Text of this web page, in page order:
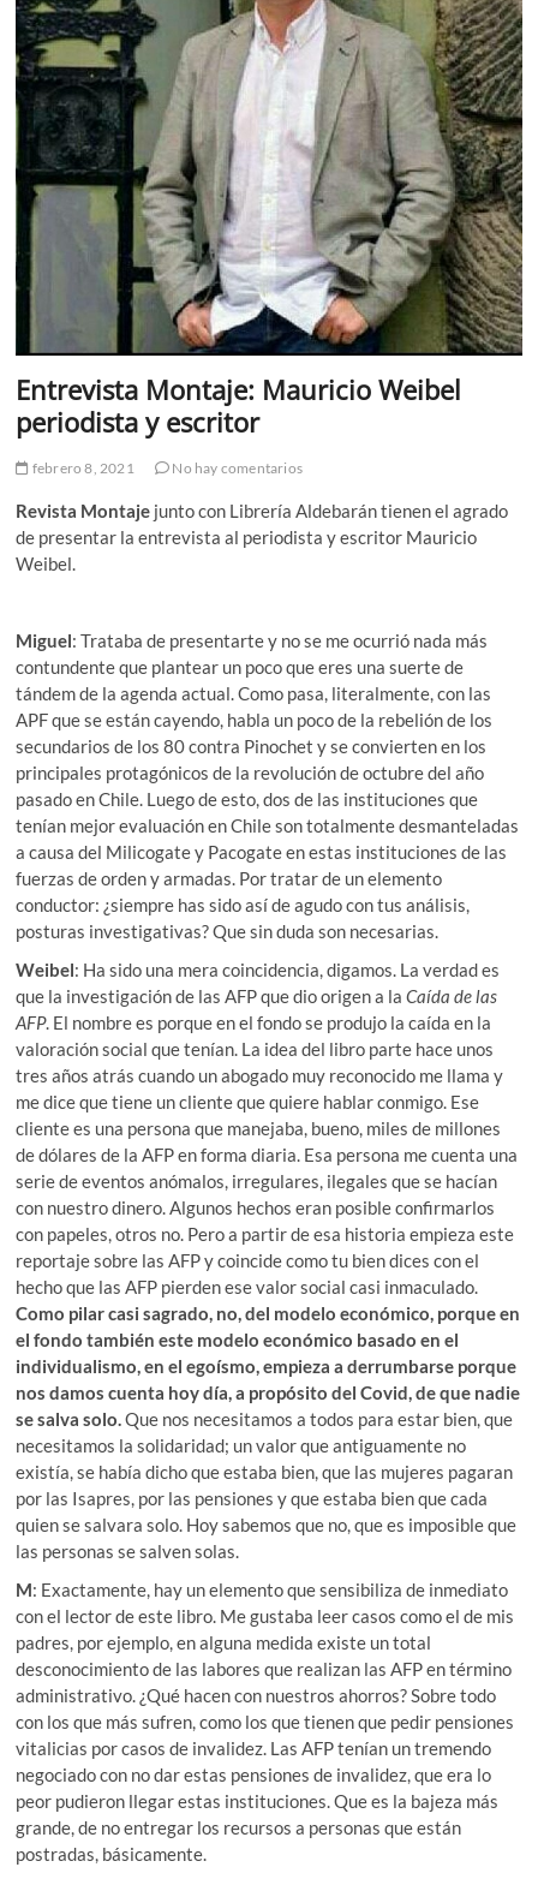
Entrevista Montaje: Mauricio Weibel
periodista y escritor
febrero 8, 2021 No hay comentarios
Revista Montaje junto con Librería Aldebarán tienen el agrado
de presentar la entrevista al periodista y escritor Mauricio
Weibel.
Miguel: Trataba de presentarte y no se me ocurrió nada más
contundente que plantear un poco que eres una suerte de
tándem de la agenda actual. Como pasa, literalmente, con las
APF que se están cayendo, habla un poco de la rebelión de los
secundarios de los 80 contra Pinochet y se convierten en los
principales protagónicos de la revolución de octubre del año
pasado en Chile. Luego de esto, dos de las instituciones que
tenían mejor evaluación en Chile son totalmente desmanteladas
a causa del Milicogate y Pacogate en estas instituciones de las
fuerzas de orden y armadas. Por tratar de un elemento
conductor: ¿siempre has sido así de agudo con tus análisis,
posturas investigativas? Que sin duda son necesarias.
Weibel: Ha sido una mera coincidencia, digamos. La verdad es
que la investigación de las AFP que dio origen a laCaída de las
AFP. El nombre es porque en el fondo se produjo la caída en la
valoración social que tenían. La idea del libro parte hace unos
tres años atrás cuando un abogado muy reconocido me llama y
me dice que tiene un cliente que quiere hablar conmigo. Ese
cliente es una persona que manejaba, bueno, miles de millones
de dólares de la AFP en forma diaria. Esa persona me cuenta una
serie de eventos anómalos, irregulares, ilegales que se hacían
con nuestro dinero. Algunos hechos eran posible confirmarlos
con papeles, otros no. Pero a partir de esa historia empieza este
reportaje sobre las AFP y coincide como tu bien dices con el
hecho que las AFP pierden ese valor social casi inmaculado.
Como pilar casi sagrado, no, del modelo económico, porque en
el fondo también este modelo económico basado en el
individualismo, en el egoísmo, empieza a derrumbarse porque
nos damos cuenta hoy día, a propósito del Covid, de que nadie
se salva solo.Que nos necesitamos a todos para estar bien, que
necesitamos la solidaridad; un valor que antiguamente no
existía, se había dicho que estaba bien, que las mujeres pagaran
por las Isapres, por las pensiones y que estaba bien que cada
quien se salvara solo. Hoy sabemos que no, que es imposible que
las personas se salven solas.
M: Exactamente, hay un elemento que sensibiliza de inmediato
con el lector de este libro. Me gustaba leer casos como el de mis
padres, por ejemplo, en alguna medida existe un total
desconocimiento de las labores que realizan las AFP en término
administrativo. ¿Qué hacen con nuestros ahorros? Sobre todo
con los que más sufren, como los que tienen que pedir pensiones
vitalicias por casos de invalidez. Las AFP tenían un tremendo
negociado con no dar estas pensiones de invalidez, que era lo
peor pudieron llegar estas instituciones. Que es la bajeza más
grande, de no entregar los recursos a personas que están
postradas, básicamente.